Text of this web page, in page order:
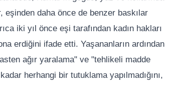
daha önce de benzer baskılar
iki yıl önce eşi tarafından kadın hakları
erdiğini ifade etti. Yaşananların ardından
ağır yaralama" ve "tehlikeli madde
herhangi bir tutuklama yapılmadığını,